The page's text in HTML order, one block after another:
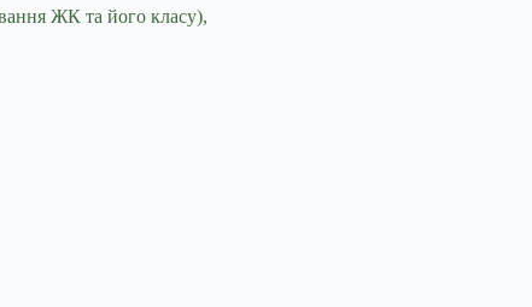
ЖК та його класу),